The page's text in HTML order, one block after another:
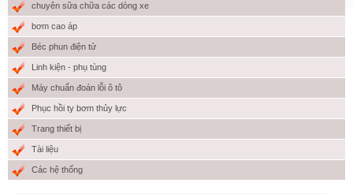
chuyên sữa chữa các dòng xe
bơm cao áp
Béc phun điện tử
Linh kiện - phụ tùng
Máy chuẩn đoán lỗi ô tô
Phục hồi ty bơm thủy lực
Trang thiết bị
Tài liệu
Các hệ thống